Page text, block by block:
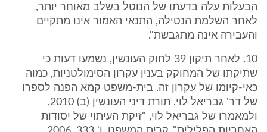
הבעלות עלה בדעתו של הנוטל בשלב מאוחר יותר,
לאחר השלמת הנטילה, התנאי האמור אינו מתקיים
והעבירה אינה מתגבשת".
10. לאחר תיקון 39 לחוק העונשין, נשמעו דעות כי
שתיקתו של המחוקק בענין עקרון הסימולטניות, כמוה
כאי-קיומו של עקרון זה. בית-משפט קמא הפנה לספרו
של דר' גבריאל לוי, תורת דיני העונשין (ב) 2010,
ולמאמרו של גבריאל לוי, "זיקת העיתוי של יסודות